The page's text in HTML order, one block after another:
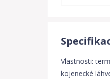
Vlastnosti:
kojenecké